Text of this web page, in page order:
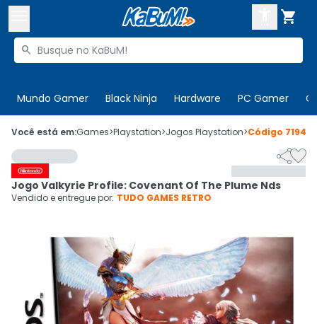

Buscar produtos

Mundo Gamer Black Ninja Hardware PC Gamer
 Olá. Acesse sua conta
 Departamentos
Cupons
Ativar tradutor em libras
CADASTRE-SE
Você está em:Games>Playstation>Jogos Playstation>Código 719479

Jogo Valkyrie Profile: Covenant Of The Plume Nds
Vendido e entregue por: TUDO GAMES RETRO